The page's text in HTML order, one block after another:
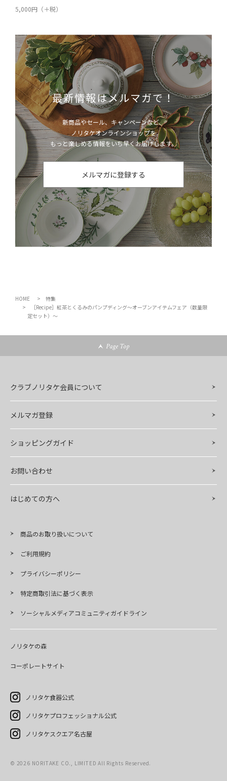
5,000円（＋税）
最新情報はメルマガで！
新商品やセール、キャンペーンなど、
ノリタケオンラインショップを
もっと楽しめる情報をいち早くお届けします。
メルマガに登録する
HOME
特集
［Recipe］紅茶とくるみのパンプディング～オーブンアイテムフェア（数量限
定セット）～
Page Top
クラブノリタケ会員について
メルマガ登録
ショッピングガイド
お問い合わせ
はじめての方へ
商品のお取り扱いについて
ご利用規約
プライバシーポリシー
特定商取引法に基づく表示
ソーシャルメディアコミュニティガイドライン
ノリタケの森
コーポレートサイト
ノリタケ食器公式
ノリタケプロフェッショナル公式
ノリタケスクエア名古屋
© 2026 NORITAKE CO., LIMITED All Rights Reserved.